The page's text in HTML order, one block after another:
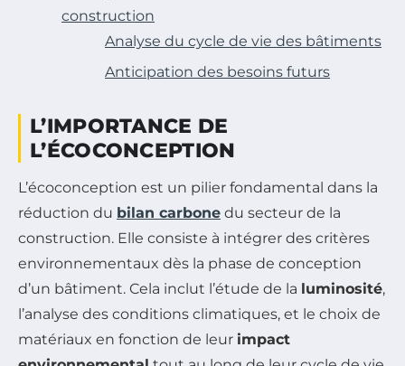
construction
Analyse du cycle de vie des bâtiments
Anticipation des besoins futurs
L’IMPORTANCE DE
L’ÉCOCONCEPTION
L’écoconception est un pilier fondamental dans la
réduction du bilan carbone du secteur de la
construction. Elle consiste à intégrer des critères
environnementaux dès la phase de conception
d’un bâtiment. Cela inclut l’étude de la luminosité,
l’analyse des conditions climatiques, et le choix de
matériaux en fonction de leur impact